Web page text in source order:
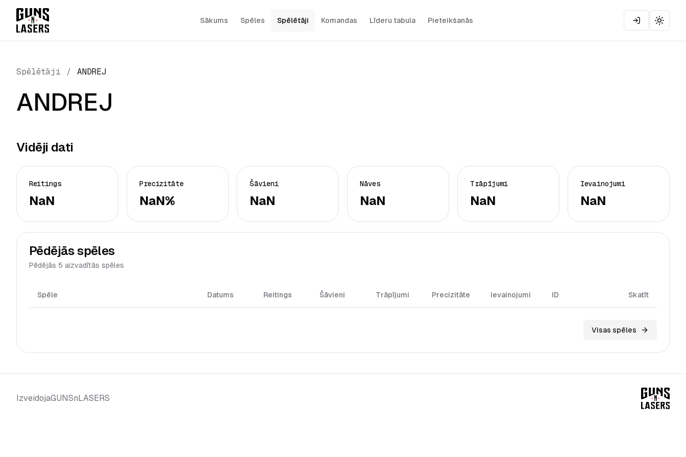
Sākums Spēles Spēlētāji Komandas Līderu tabula Pieteikšanās
Toggle
Spēlētāji / ANDREJ
ANDREJ
Vidēji dati
Reitings
NaN
Precizitāte
NaN%
Šāvieni
NaN
Nāves
NaN
Trāpījumi
NaN
Ievainojumi
NaN
Pēdējās spēles
Pēdējās 5 aizvadītās spēles
Spēle Datums Reitings Šāvieni Trāpījumi Precizitāte Ievainojumi ID Skatīt
Visas spēles
IzveidojaGUNSnLASERS